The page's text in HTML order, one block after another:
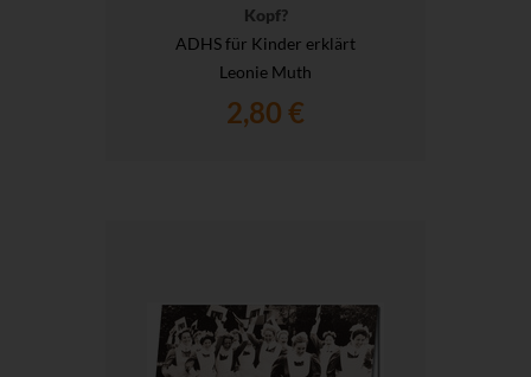
Kopf?
ADHS für Kinder erklärt
Leonie Muth
2,80 €